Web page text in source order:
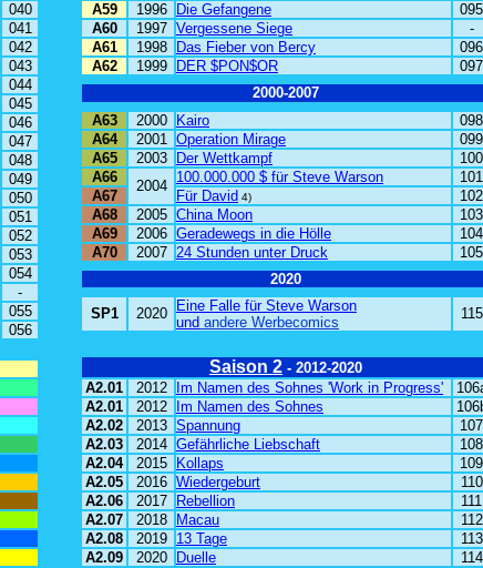
040
041
042
043
044
045
046
047
048
049
050
051
052
053
054
-
055
056
A59
1996 Die Gefangene
095
A60
1997 Vergessene Siege
-
A61
1998 Das Fieber von Bercy
096
A62
1999 DER $PON$OR
097
2000-2007
A63
2000 Kairo
098
A64
2001 Operation Mirage
099
A65
2003 Der Wettkampf
100
A66
2004
100.000.000 $ für Steve Warson
101
A67
Für David 4)
102
A68
2005 China Moon
103
A69
2006 Geradewegs in die Hölle
104
A70
2007 24 Stunden unter Druck
105
2020
SP1 2020
Eine Falle für Steve Warson
und andere Werbecomics
115
Saison 2 - 2012-2020
A2.01
2012 Im Namen des Sohnes 'Work in Progress'
A2.01
2012 Im Namen des Sohnes
A2.02
2013 Spannung
107
A2.03
2014 Gefährliche Liebschaft
108
A2.04
2015 Kollaps
109
A2.05
2016 Wiedergeburt
110
A2.06
2017 Rebellion
111
A2.07
2018 Macau
112
A2.08
2019 13 Tage
113
A2.09
2020 Duelle 114